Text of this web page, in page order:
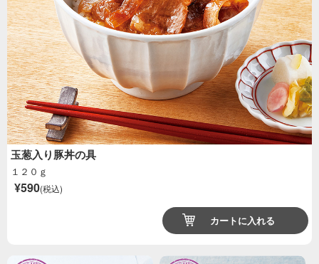
玉葱入り豚丼の具
１２０ｇ
¥590(税込)
カートに入れる